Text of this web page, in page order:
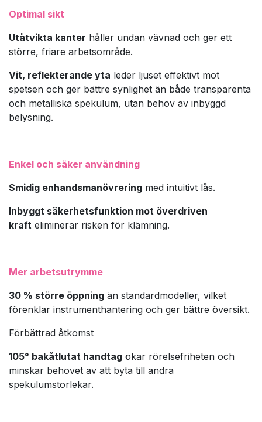
Optimal sikt
Utåtvikta kanter håller undan vävnad och ger ett
större, friare arbetsområde.
Vit, reflekterande yta leder ljuset effektivt mot
spetsen och ger bättre synlighet än både transparenta
och metalliska spekulum, utan behov av inbyggd
belysning.
Enkel och säker användning
Smidig enhandsmanövrering med intuitivt lås.
Inbyggt säkerhetsfunktion mot överdriven
kraft eliminerar risken för klämning.
Mer arbetsutrymme
30 % större öppning än standardmodeller, vilket
förenklar instrumenthantering och ger bättre översikt.
Förbättrad åtkomst
105° bakåtlutat handtag ökar rörelsefriheten och
minskar behovet av att byta till andra
spekulumstorlekar.